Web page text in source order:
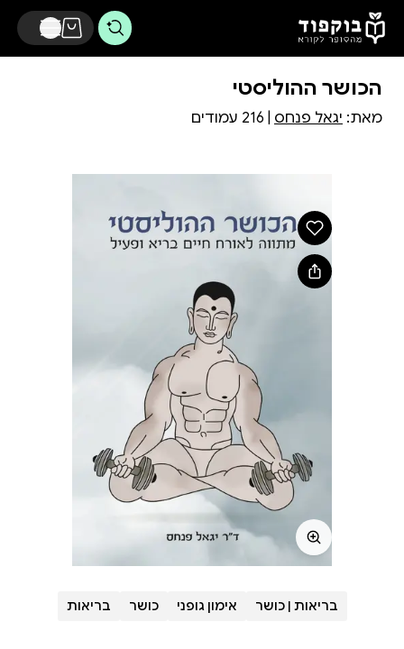
דלג לתוכן הראשי
הכושר ההוליסטי
מאת: יגאל פנחס
בריאות | כושר אימון גופני כושר בריאות